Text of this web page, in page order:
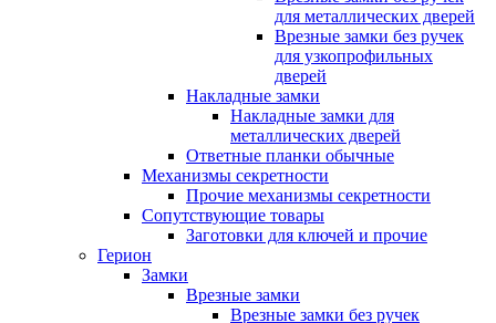
для металлических дверей
Врезные замки без ручек
для узкопрофильных
дверей
Накладные замки
Накладные замки для
металлических дверей
Ответные планки обычные
Механизмы секретности
Прочие механизмы секретности
Сопутствующие товары
Заготовки для ключей и прочие
Герион
Замки
Врезные замки
Врезные замки без ручек